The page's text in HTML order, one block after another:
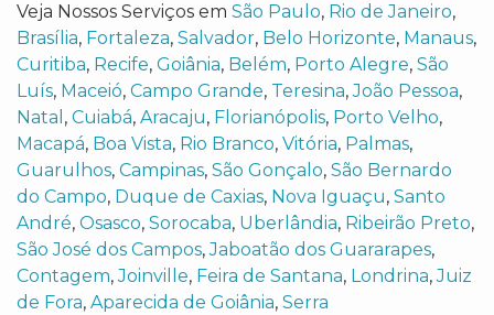
Veja Nossos Serviços em São Paulo, Rio de Janeiro,
Brasília, Fortaleza, Salvador, Belo Horizonte, Manaus,
Curitiba, Recife, Goiânia, Belém, Porto Alegre, São
Luís, Maceió, Campo Grande, Teresina,João Pessoa,
Natal , Cuiabá, Aracaju, Florianópolis, Porto Velho,
Macapá, Boa Vista, Rio Branco, Vitória, Palmas,
Guarulhos, Campinas, São Gonçalo, São Bernardo
do Campo, Duque de Caxias, Nova Iguaçu, Santo
André, Osasco, Sorocaba, Uberlândia, Ribeirão Preto,
São José dos Campos,Jaboatão dos Guararapes,
Contagem,Joinville, Feira de Santana, Londrina,Juiz
de Fora, Aparecida de Goiânia, Serra